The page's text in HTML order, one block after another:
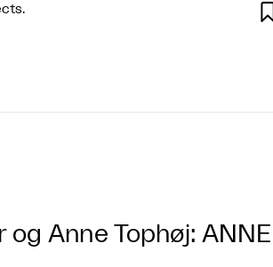

Anne Tophøj: ANNE